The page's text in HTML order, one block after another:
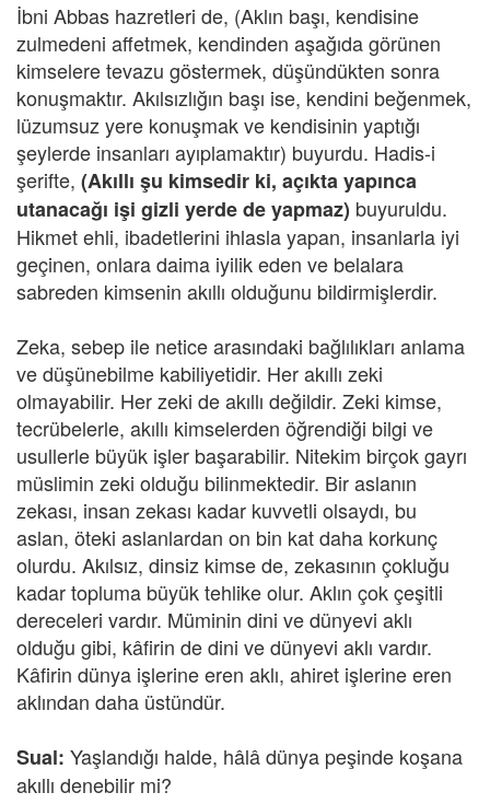
İbni Abbas hazretleri de, (Aklın başı, kendisine
zulmedeni affetmek, kendinden aşağıda görünen
kimselere tevazu göstermek, düşündükten sonra
konuşmaktır. Akılsızlığın başı ise, kendini beğenmek,
lüzumsuz yere konuşmak ve kendisinin yaptığı
şeylerde insanları ayıplamaktır) buyurdu. Hadis-i
şerifte, (Akıllı şu kimsedir ki, açıkta yapınca
utanacağı işi gizli yerde de yapmaz) buyuruldu.
Hikmet ehli, ibadetlerini ihlasla yapan, insanlarla iyi
geçinen, onlara daima iyilik eden ve belalara
sabreden kimsenin akıllı olduğunu bildirmişlerdir.
Zeka, sebep ile netice arasındaki bağlılıkları anlama
ve düşünebilme kabiliyetidir. Her akıllı zeki
olmayabilir. Her zeki de akıllı değildir. Zeki kimse,
tecrübelerle, akıllı kimselerden öğrendiği bilgi ve
usullerle büyük işler başarabilir. Nitekim birçok gayrı
müslimin zeki olduğu bilinmektedir. Bir aslanın
zekası, insan zekası kadar kuvvetli olsaydı, bu
aslan, öteki aslanlardan on bin kat daha korkunç
olurdu. Akılsız, dinsiz kimse de, zekasının çokluğu
kadar topluma büyük tehlike olur. Aklın çok çeşitli
dereceleri vardır. Müminin dini ve dünyevi aklı
olduğu gibi, kâfirin de dini ve dünyevi aklı vardır.
Kâfirin dünya işlerine eren aklı, ahiret işlerine eren
aklından daha üstündür.
Sual: Yaşlandığı halde, hâlâ dünya peşinde koşana
akıllı denebilir mi?